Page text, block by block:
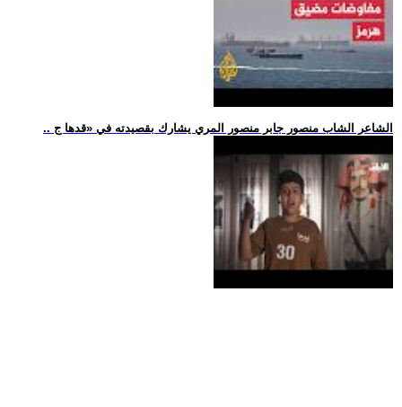
.. الشاعر الشاب منصور جابر منصور المري يشارك بقصيدته في «قدها ج